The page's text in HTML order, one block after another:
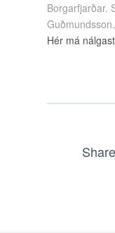
Borgarfjarðar.
Guðmundsson.
Hér má